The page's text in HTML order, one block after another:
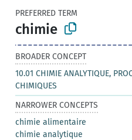
PREFERRED TERM
chimie
BROADER CONCEPT
10.01 CHIMIE ANALYTIQUE,
CHIMIQUES
NARROWER CONCEPTS
chimie alimentaire
chimie analytique